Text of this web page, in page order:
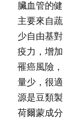
臟血管的
主要來自
少自由基
疫力，增
罹癌風險
量少，很
源是豆類
荷爾蒙成